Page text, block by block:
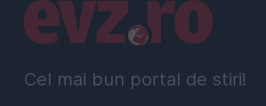
Cel mai bun portal de stiri!
Linkuri utile